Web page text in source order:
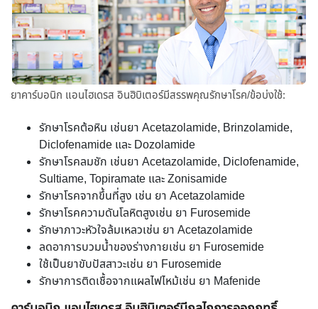
ยาคาร์บอนิก แอนไฮเดรส อินฮิบิเตอร์มีสรรพคุณรักษาโรค/ข้อบ่งใช้:
รักษาโรคต้อหิน เช่นยา Acetazolamide, Brinzolamide,
Diclofenamide และ Dozolamide
รักษาโรคลมชัก เช่นยา Acetazolamide, Diclofenamide,
Sultiame, Topiramate และ Zonisamide
รักษาโรคจากขึ้นที่สูง เช่น ยา Acetazolamide
รักษาโรคความดันโลหิตสูงเช่น ยา Furosemide
รักษาภาวะหัวใจล้มเหลวเช่น ยา Acetazolamide
ลดอาการบวมน้ำของร่างกายเช่น ยา Furosemide
ใช้เป็นยาขับปัสสาวะเช่น ยา Furosemide
รักษาการติดเชื้อจากแผลไฟไหม้เช่น ยา Mafenide